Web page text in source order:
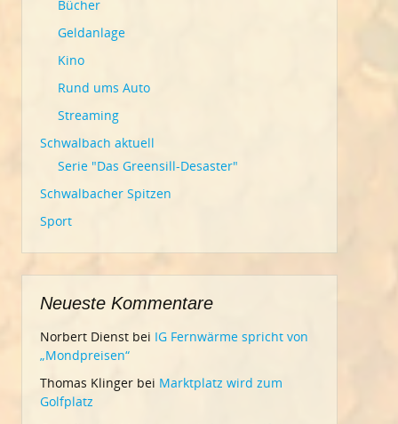
Bücher
Geldanlage
Kino
Rund ums Auto
Streaming
Schwalbach aktuell
Serie "Das Greensill-Desaster"
Schwalbacher Spitzen
Sport
Neueste Kommentare
Norbert Dienst bei IG Fernwärme spricht von
„Mondpreisen“
Thomas Klinger bei Marktplatz wird zum
Golfplatz